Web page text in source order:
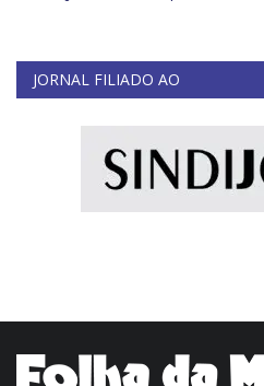
JORNAL FILIADO AO